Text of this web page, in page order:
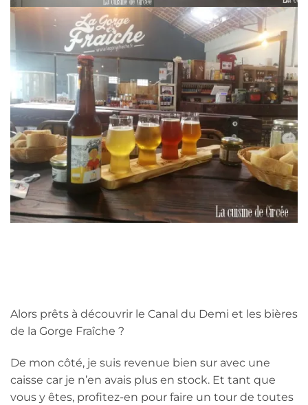
Alors prêts à découvrir le Canal du Demi et les bières
de la Gorge Fraîche ?
De mon côté, je suis revenue bien sur avec une
caisse car je n’en avais plus en stock. Et tant que
vous y êtes, profitez-en pour faire un tour de toutes